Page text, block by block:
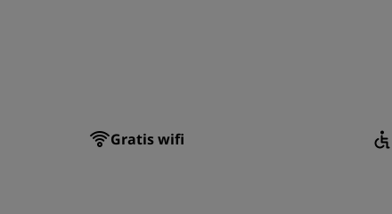
Gratis wifi